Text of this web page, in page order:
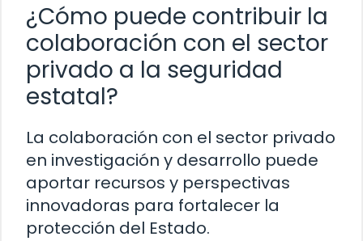
¿Cómo puede contribuir la
colaboración con el sector
privado a la seguridad
estatal?
La colaboración con el sector privado
en investigación y desarrollo puede
aportar recursos y perspectivas
innovadoras para fortalecer la
protección del Estado.